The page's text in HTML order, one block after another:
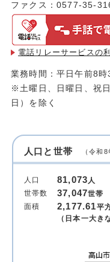
ファクス：0577-35-
電話リレーサービスの
業務時間：平日午前8
※土曜日、日曜日、祝
日）を除く
人口と世帯 （令和
人口 81,073人
世帯数
37,047世帯
面積
2,177.61平
（日本一大き